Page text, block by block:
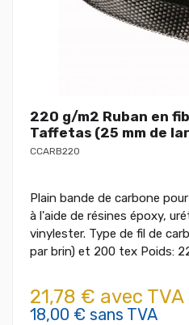
220 g/m2 Ruban en
Taffetas (25 mm de
CCARB220
Plain bande de carbone
à l'aide de résines époxy,
vinylester. Type de fil de
par brin) et 200 tex Poids:
21,78 € avec TVA
18,00 € sans TVA